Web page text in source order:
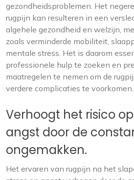
gezondheidsproblemen. Het
rugpijn kan resulteren in een
algehele gezondheid en welzijn,
zoals verminderde mobiliteit,
mentale stress. Het is daarom
professionele hulp te zoeken en
maatregelen te nemen om de
verdere complicaties te voorkomen.
Verhoogt het risico
angst door de
ongemakken.
Het ervaren van rugpijn na het